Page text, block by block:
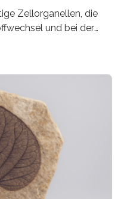
Zellorganellen, die
und bei der
Enzyme präzise in
Prof. Dr. Ralf Erdmann
nun einen bislang
des
in der Bäckerhefe
der für die
entscheidend ist. Die
in der